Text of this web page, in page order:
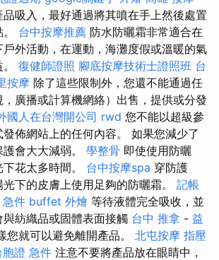
吸入，最好通過將其噴在手上然後處置
台中按摩推薦 防水防曬霜非常適合在
外活動，在運動，海灘度假或溫暖的氣
復健師證照 腳底按摩技術士證照班 台
按摩 除了這些限制外，您還不能通過任
廣播或計算機網絡）出售，提供或分發
國人在台灣開公司 rwd 您不能以超級參
佈網站上的任何內容。 如果您減少了
會大大減弱。 學整骨 即使使用防曬
花太多時間。 台中按摩spa 穿防護
下的皮膚上使用足夠的防曬霜。 記帳
急件 buffet 外燴 等待液體完全吸收，並
紡織品或固體表面接觸 台中 推拿 - 益
您就可以避免離開產品。 北屯按摩 指壓
胞證 急件 注意不要將產品放在眼睛中，